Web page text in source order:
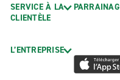
SERVICE À LA
CLIENTÈLE
L’ENTREPRISE